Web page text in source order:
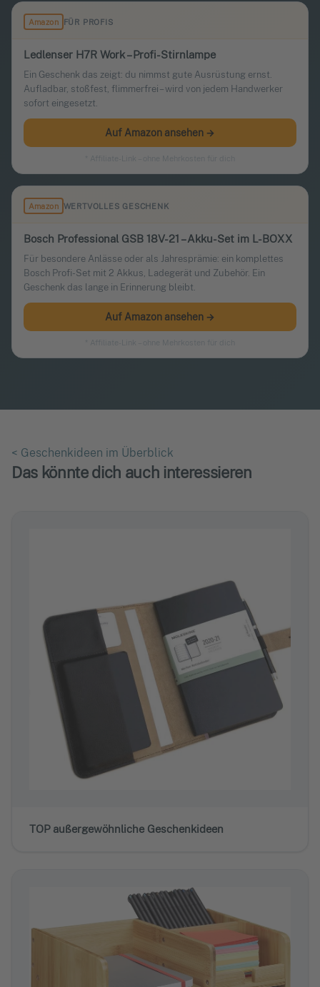
Amazon FÜR PROFIS
Ledlenser H7R Work – Profi-Stirnlampe
Ein Geschenk das zeigt: du nimmst gute Ausrüstung ernst.
Aufladbar, stoßfest, flimmerfrei – wird von jedem Handwerker
sofort eingesetzt.
Auf Amazon ansehen →
Amazon WERTVOLLES GESCHENK
Bosch Professional GSB 18V-21 – Akku-Set im L-BOXX
Für besondere Anlässe oder als Jahresprämie: ein komplettes
Bosch Profi-Set mit 2 Akkus, Ladegerät und Zubehör. Ein
Geschenk das lange in Erinnerung bleibt.
Auf Amazon ansehen →
< Geschenkideen im Überblick
Das könnte dich auch interessieren
TOP außergewöhnliche Geschenkideen